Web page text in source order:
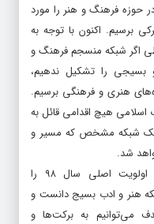
حوزه فرهنگ و هنر را مورد
برسیم. اکنون با توجه به
اگر شبکه منسجم فرهنگ و
بسیجی را تشکیل ندهیم،
هنری و فرهنگی برسیم.
اسلامی هیچ اقدامی قائل به
شبکه مشخص که مسیر و
شد.
رئیس سازمان بسیج هنرمندان کشور اولویت اصلی سال ۹۸ را
هنر و ادب بسیج دانست و
می‌توانیم به برکت‌ها و